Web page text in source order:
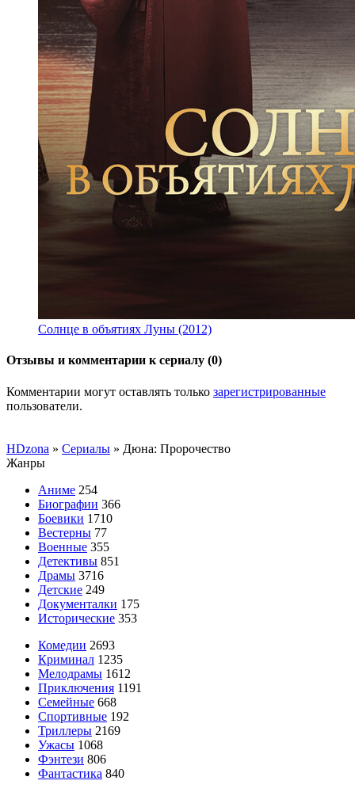
Солнце в объятиях Луны (2012)
Отзывы и комментарии к сериалу (0)
Комментарии могут оставлять только зарегистрированные
пользователи.
HDzona » Сериалы » Дюна: Пророчество
Жанры
Аниме 254
Биографии 366
Боевики 1710
Вестерны 77
Военные 355
Детективы 851
Драмы 3716
Детские 249
Документалки 175
Исторические 353
Комедии 2693
Криминал 1235
Мелодрамы 1612
Приключения 1191
Семейные 668
Спортивные 192
Триллеры 2169
Ужасы 1068
Фэнтези 806
Фантастика 840